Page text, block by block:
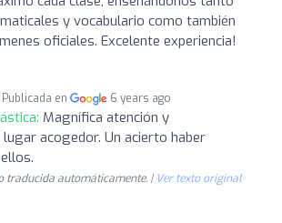
y vocabulario como también
oficiales. Excelente experiencia!
Publicada en 6 years ago
Magnífica atención y
acogedor. Un acierto haber
traducida automáticamente. | Ver texto original